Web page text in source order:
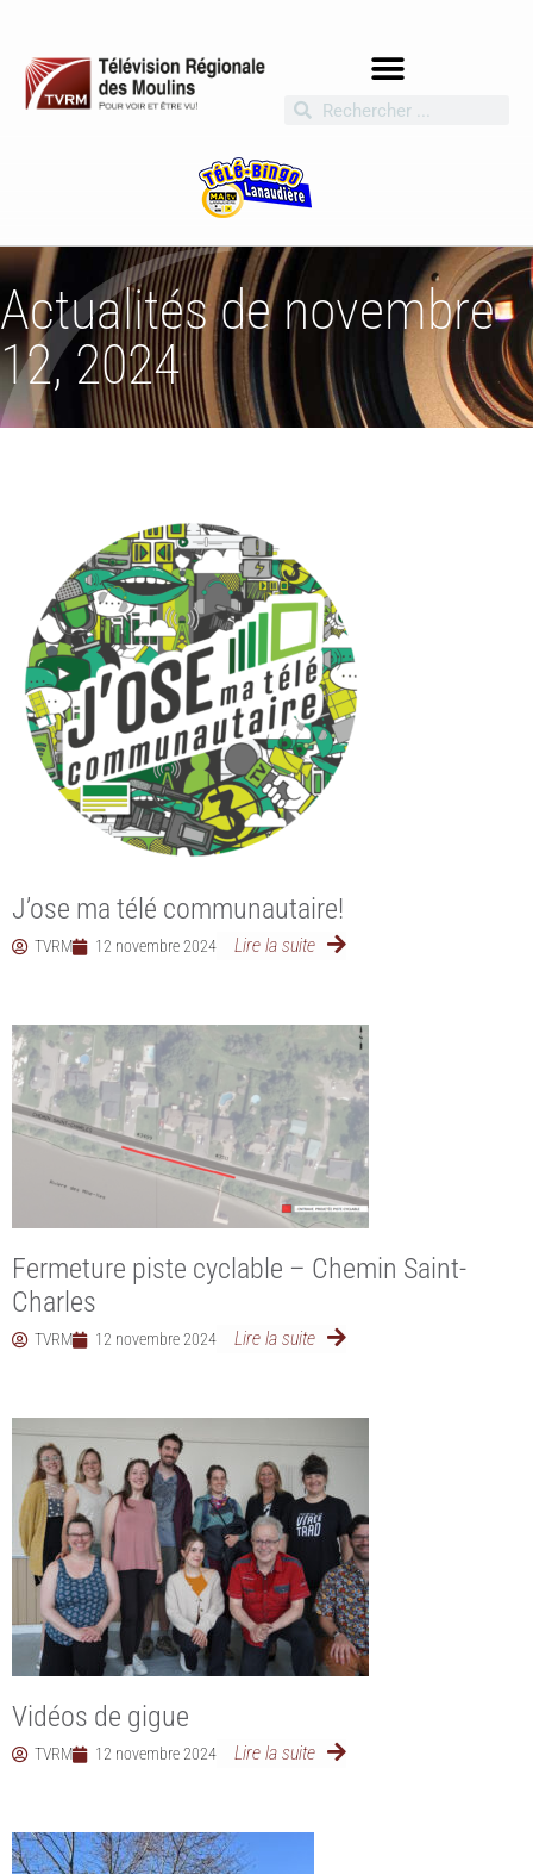
Actualités de novembre
12, 2024
J’ose ma télé communautaire!
TVRM 12 novembre 2024 Lire la suite
Fermeture piste cyclable – Chemin Saint-
Charles
TVRM 12 novembre 2024 Lire la suite
Vidéos de gigue
TVRM 12 novembre 2024 Lire la suite